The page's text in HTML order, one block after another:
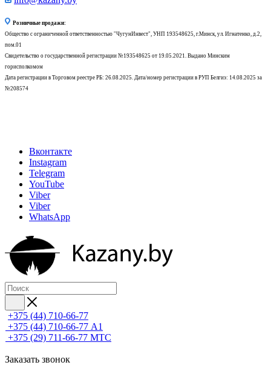
Розничные продажи:
Общество с ограниченной ответственностью "ЧугунИнвест", УНП 193548625, г.Минск, ул. Игнатенко, д.2,
пом.01
Свидетельство о государственной регистрации №193548625 от 19.05.2021. Выдано Минским
горисполкомом
Дата регистрации в Торговом реестре РБ: 26.08.2025. Дата/номер регистрации в РУП Белгиэ: 14.08.2025 за
№208574
Вконтакте
Instagram
Telegram
YouTube
Viber
Viber
WhatsApp
+375 (44) 710-66-77
+375 (44) 710-66-77 А1
+375 (29) 711-66-77 МТС
Заказать звонок